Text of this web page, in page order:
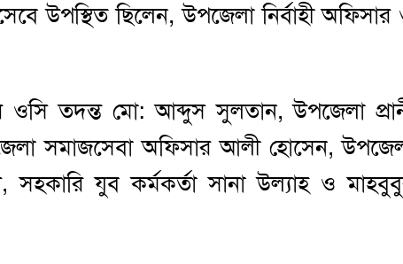
উপস্থিত ছিলেন, উপজেলা নির্বাহী অফিসার
ওসি তদন্ত মো: আব্দুস সুলতান, উপজেলা
সমাজসেবা অফিসার আলী হোসেন,
যুব কর্মকর্তা সানা উল্যাহ ও